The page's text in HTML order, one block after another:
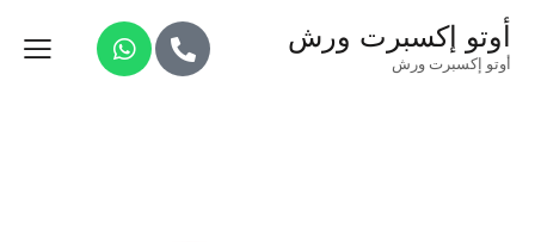
أوتو إكسبرت ورش
أوتو إكسبرت ورش